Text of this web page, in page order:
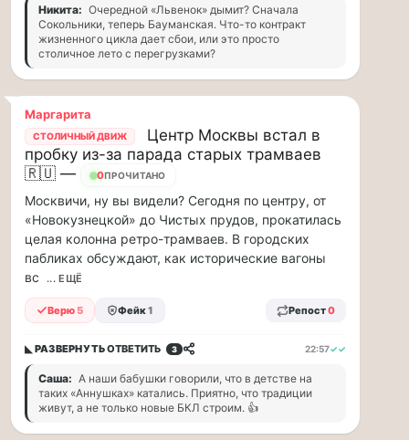
и
заплатив
за
бензин,
мы
вправе
получить
рублей
10-
2...
Никита: Очередной «Львенок» дымит? Сначала
Сокольники, теперь Бауманская. Что-то контракт
жизненного цикла дает сбои, или это просто
столичное лето с перегрузками?
Маргарита
СТОЛИЧНЫЙ ДВИЖ
Центр Москвы встал в
пробку из-за парада старых трамваев
🇷🇺 —
11ПРОЧИТАНО
Москвичи, ну вы видели? Сегодня по центру, от
«Новокузнецкой» до Чистых прудов, прокатилась
целая колонна ретро-трамваев. В городских
пабликах обсуждают, как исторические вагоны
вс
... ЕЩЁ
Верю 5 Фейк1 Репост0
◣ РАЗВЕРНУТЬОТВЕТИТЬ 3 22:57✓✓
Саша: А наши бабушки говорили, что в детстве на
таких «Аннушках» катались. Приятно, что традиции
живут, а не только новые БКЛ строим. 👍